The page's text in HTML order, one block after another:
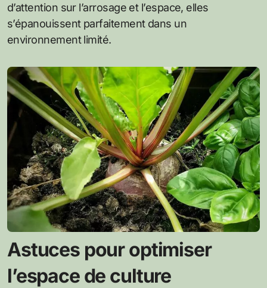
d’attention sur l’arrosage et l’espace, elles
s’épanouissent parfaitement dans un
environnement limité.
Astuces pour optimiser
l’espace de culture